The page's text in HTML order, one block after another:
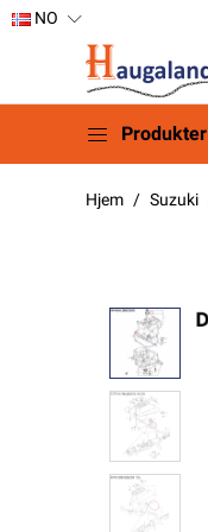
NO
Produkter
Hjem Suzuki